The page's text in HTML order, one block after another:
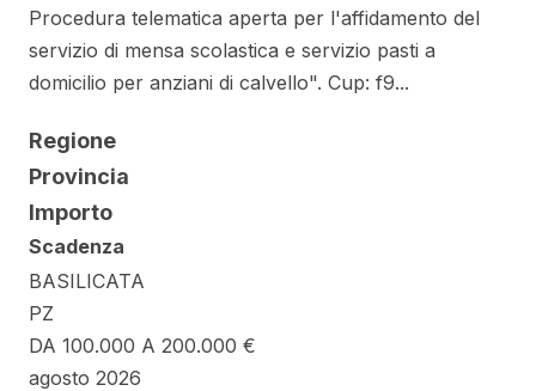
Procedura telematica aperta per l'affidamento del
servizio di mensa scolastica e servizio pasti a
domicilio per anziani di calvello". Cup: f9...
Regione
Provincia
Importo
Scadenza
BASILICATA
PZ
DA 100.000 A 200.000 €
agosto 2026